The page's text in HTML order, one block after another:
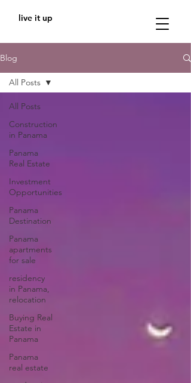
live it up
Blog
All Posts
Construction
in Panama
Panama
Real Estate
Investment
Opportunities
Panama
Destination
Panama
apartments
for sale
residency
in Panama,
relocation
Buying Real
Estate in
Panama
Panama
real estate
All Posts